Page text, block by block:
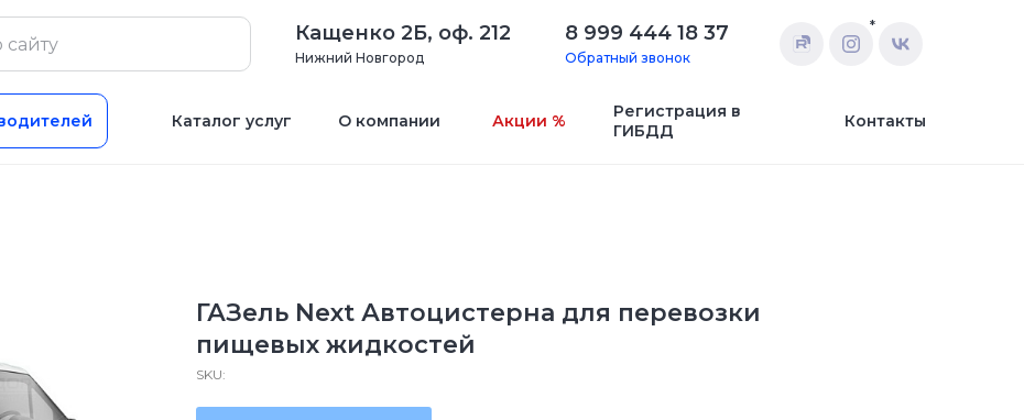
Кащенко 2Б, оф. 212
Нижний Новгород
*
8 999 444 18 37
Обратный звонок
Каталог услуг О компании Акции %
Регистрация в
ГИБДД
Контакты
ГАЗель Next Автоцистерна для перевозки
пищевых жидкостей
SKU: